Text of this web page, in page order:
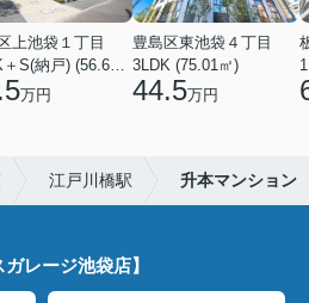
上池袋１丁目
万円
豊島区東池袋４丁目
3LDK (75.01㎡)
44.5万円
江戸川橋駅 升本マンション
ガレージ池袋店】